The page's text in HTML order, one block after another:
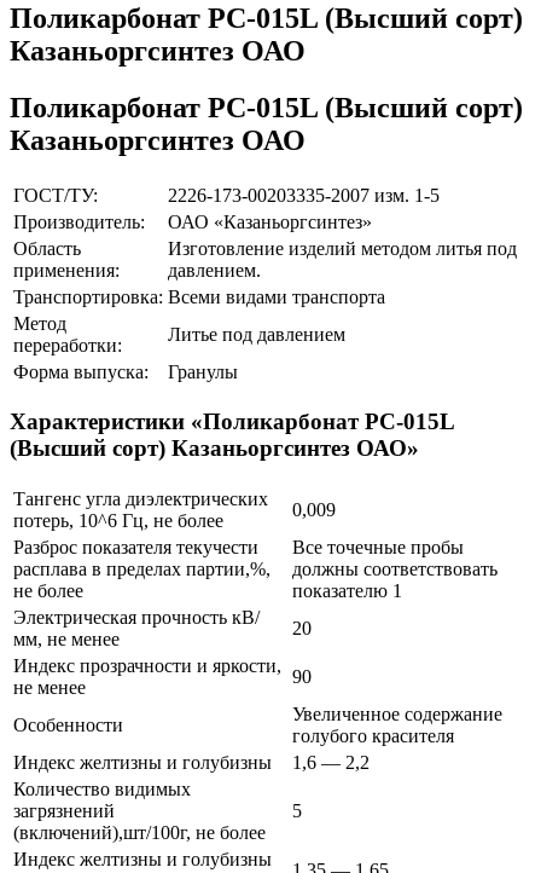
Поликарбонат РС-015L (Высший сорт)
Казаньоргсинтез ОАО
Поликарбонат РС-015L (Высший сорт)
Казаньоргсинтез ОАО
ГОСТ/ТУ:
2226-173-00203335-2007 изм. 1-5
Производитель:
ОАО «Казаньоргсинтез»
Область
применения:
Изготовление изделий методом литья под
давлением.
Транспортировка: Всеми видами транспорта
Метод
переработки:
Литье под давлением
Форма выпуска:
Гранулы
Характеристики «Поликарбонат РС-015L
(Высший сорт) Казаньоргсинтез ОАО»
Тангенс угла диэлектрических
потерь, 10^6 Гц, не более
0,009
Разброс показателя текучести
расплава в пределах партии,%,
не более
Все точечные пробы
должны соответствовать
показателю 1
Электрическая прочность кВ/
мм, не менее
20
Индекс прозрачности и яркости,
не менее
90
Особенности
Увеличенное содержание
голубого красителя
Индекс желтизны и голубизны
1,6 — 2,2
Количество видимых
загрязнений
(включений),шт/100г, не более
5
Индекс желтизны и голубизны